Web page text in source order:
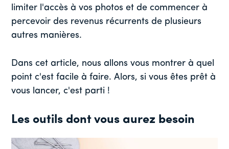
limiter l'accès à vos photos et de commencer à
percevoir des revenus récurrents de plusieurs
autres manières.
Dans cet article, nous allons vous montrer à quel
point c'est facile à faire. Alors, si vous êtes prêt à
vous lancer, c'est parti !
Les outils dont vous aurez besoin